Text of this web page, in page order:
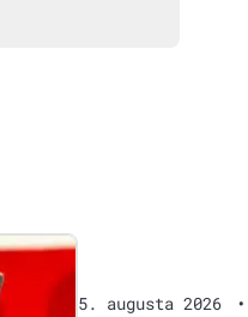
5. augusta 2026 •